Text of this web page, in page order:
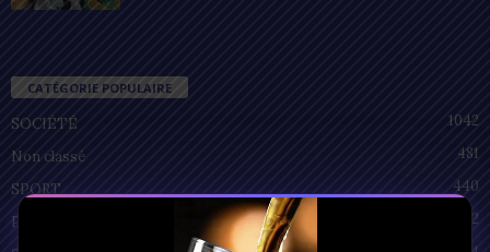
CATÉGORIE POPULAIRE
SOCIÉTÉ
1042
Non classé
481
SPORT
440
POLITIQUE
212